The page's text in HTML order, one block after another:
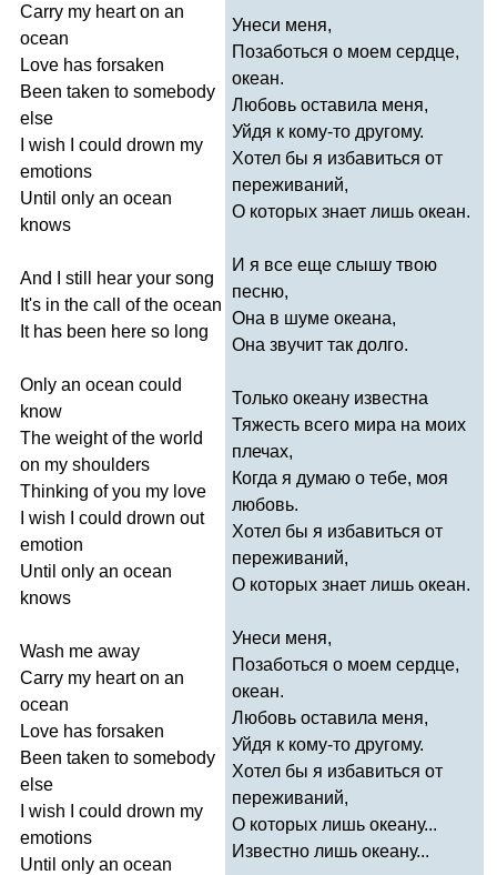
Carry my heart on an
ocean
Love has forsaken
Been taken to somebody
else
wish could drown my
emotions
Until only an ocean
knows
And still hear your song
It's in the call of the ocean
It has been here so long
Only an ocean could
know
The weight of the world
on my shoulders
Thinking of you my love
wish could drown out
emotion
Until only an ocean
knows
Wash me away
Carry my heart on an
ocean
Love has forsaken
Been taken to somebody
else
wish could drown my
emotions
Until only an ocean
Унеси меня,
Позаботься о моем сердце,
океан.
Любовь оставила меня,
Уйдя к кому-то другому.
Хотел бы я избавиться от
переживаний,
О которых знает лишь океан.
И я все еще слышу твою
песню,
Она в шуме океана,
Она звучит так долго.
Только океану известна
Тяжесть всего мира на моих
плечах,
Когда я думаю о тебе, моя
любовь.
Хотел бы я избавиться от
переживаний,
О которых знает лишь океан.
Унеси меня,
Позаботься о моем сердце,
океан.
Любовь оставила меня,
Уйдя к кому-то другому.
Хотел бы я избавиться от
переживаний,
О которых лишь океану...
Известно лишь океану...